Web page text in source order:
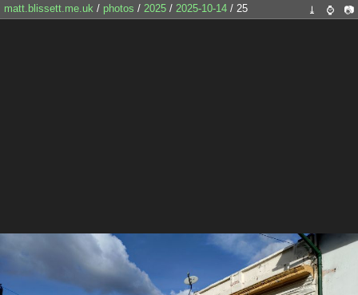
matt.blissett.me.uk / photos / 2025 / 2025-10-14 / 25 ⤓ ⌚ 📷